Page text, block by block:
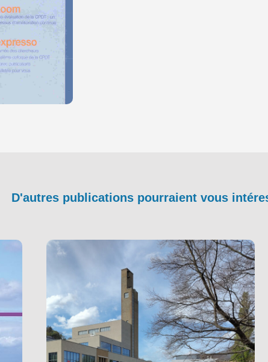
D'autres publications pourraient vous